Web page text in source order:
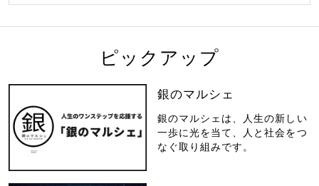
ピックアップ
銀のマルシェ
銀のマルシェは、人生の新しい
一歩に光を当て、人と社会をつ
なぐ取り組みです。